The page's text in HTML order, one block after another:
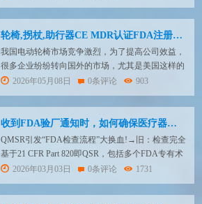
覆盖。 对于广大中国制造商而言，这意味着即便
向美国出口低风险产品(如I类医疗器械、普通食品
等)，FDA现场审核也可能随时降临，不再处于监
管盲区。 ...
轮椅,拐杖,助行器CE MDR认证FDA注册如何做?
我国电动轮椅市场竞争激烈，为了提高公司效益，
很多企业纷纷转向国外的市场，尤其是美国这样的
发达国家，但是出口美国需要FDA510(k)认证，电
动轮椅和手动轮椅在美国FDA当中是属于
FDA510(k)的产品。下面我们就来看看电动轮椅、
手动轮椅FDA510(k)认证办理流程。 电动轮椅、代
步车等产品美国FDA510K申请流程...
2026年05月08日 0条评论 903
收到FDA验厂通知时，如何确保医疗器械符合FDA质量体系要求?
QMSR引发“FDA检查流程”大换血!→旧：检查完全
基于21 CFR Part 820即QSR，包括多个FDA专有术
语与要求。→新：QMSR自身并不涉及具体条款，
而是直接引用纳入ISO 13485:2016的体系要求，并
且叠加FDA于QMSR保留的特定法规要求（例：记
2026年03月03日 0条评论 1731